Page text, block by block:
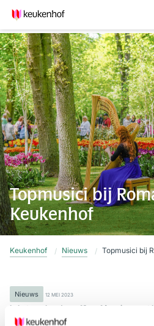
Home
Veelgestelde vragen
Contact
Topmusici bij
Keukenhof
Keukenhof Nieuws Topmusici bij
Nieuws 12 MEI 2023
In het weekend van 13 en 14 mei verrast
uiteenlopende klassieke optredens